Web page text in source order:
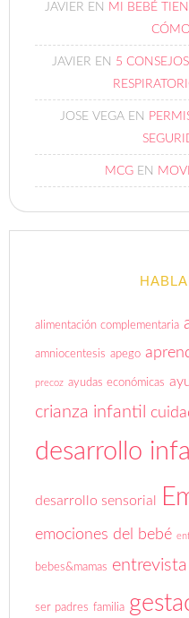
JAVIER EN MI BEBÉ
JAVIER EN 5
JOSE VEGAEN
MCGEN
alimentación complementaria
amniocentesis apego
precoz ayudas económicas
crianza infantil
desarrollo
desarrollo sensorial
emociones del bebé
bebes&mamas entrevista
ser padres familia